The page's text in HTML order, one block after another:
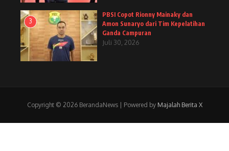
3
PBSI Copot Rionny Mainaky dan
Amon Sunaryo dari Tim Kepelatihan
Ganda Campuran
Juli 30, 2026
Copyright © 2026 BerandaNews | Powered by Majalah Berita X